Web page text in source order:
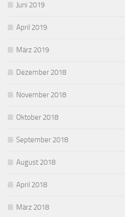
Juni 2019
April 2019
März 2019
Dezember 2018
November 2018
Oktober 2018
September 2018
August 2018
April 2018
März 2018